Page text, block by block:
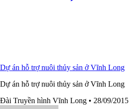
Dự án hỗ trợ nuôi thủy sản ở Vĩnh Long
Dự án hỗ trợ nuôi thủy sản ở Vĩnh Long
Đài Truyền hình Vĩnh Long • 28/09/2015